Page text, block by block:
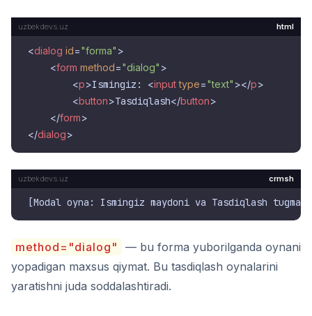
html
<dialog id="forma" >
<form method="dialog" >
<p>Ismingiz: <input type="text" ></p>
<button>Tasdiqlash</button>
</form>
</dialog>
crmsh
method="dialog"
— bu forma yuborilganda oynani
yopadigan maxsus qiymat. Bu tasdiqlash oynalarini
yaratishni juda soddalashtiradi.